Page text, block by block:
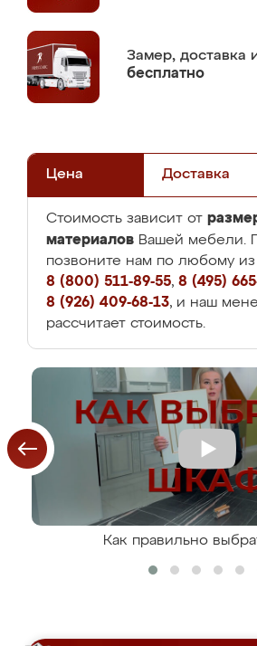
Замер, доставка
бесплатно
Цена Доставка
Стоимость зависит от
материалов Вашей мебели.
позвоните нам по любому
8 (800) 511-89-55, 8 (495)
8 (926) 409-68-13, и наш
рассчитает стоимость.
Как правильно